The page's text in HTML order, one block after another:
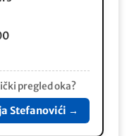
pregled oka?
Stefanovići →